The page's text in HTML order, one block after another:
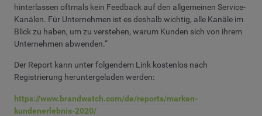
hinterlassen oftmals kein Feedback auf den allgemeinen Service-
Kanälen. Für Unternehmen ist es deshalb wichtig, alle Kanäle im
Blick zu haben, um zu verstehen, warum Kunden sich von ihrem
Unternehmen abwenden.“
Der Report kann unter folgendem Link kostenlos nach
Registrierung heruntergeladen werden:
https://www.brandwatch.com/de/reports/marken-
kundenerlebnis-2020/